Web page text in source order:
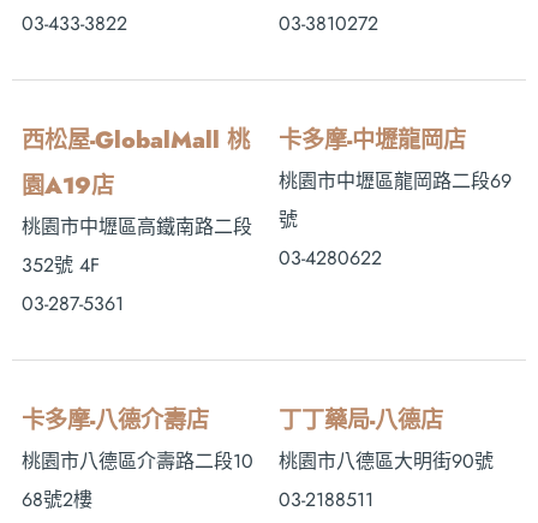
03-433-3822
03-3810272
西松屋-GlobalMall 桃
園A19店
桃園市中壢區高鐵南路二段
352號 4F
03-287-5361
卡多摩-中壢龍岡店
桃園市中壢區龍岡路二段69
號
03-4280622
卡多摩-八德介壽店
桃園市八德區介壽路二段10
68號2樓
丁丁藥局-八德店
桃園市八德區大明街90號
03-2188511